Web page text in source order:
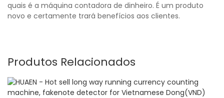
quais é a máquina contadora de dinheiro. É um produto
novo e certamente trará benefícios aos clientes.
Produtos Relacionados